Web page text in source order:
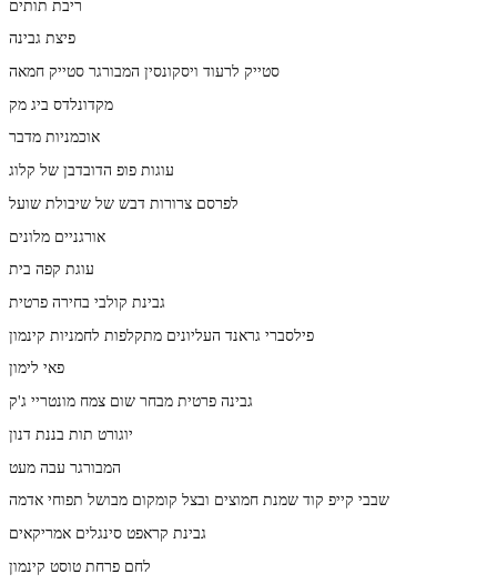
ריבת תותים
פיצת גבינה
סטייק לרעוד ויסקונסין המבורגר סטייק חמאה
מקדונלדס ביג מק
אוכמניות מדבר
עוגות פופ הדובדבן של קלוג
לפרסם צרורות דבש של שיבולת שועל
אורגניים מלונים
גבינת קולבי בחירה פרטית
פילסברי גראנד העליונים מתקלפות לחמניות קינמון
פאי לימון
גבינה פרטית מבחר שום צמח מונטריי ג'ק
יוגורט תות בננת דנון
המבורגר עבה מעט
שבבי קייפ קוד שמנת חמוצים ובצל קומקום מבושל תפוחי אדמה
גבינת קראפט סינגלים אמריקאים
לחם פרחת טוסט קינמון